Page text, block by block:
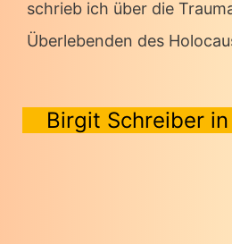
schrieb ich über die
Überlebenden des
Birgit Schreiber